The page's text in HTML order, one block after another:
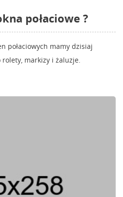
połaciowe ?
połaciowych mamy dzisiaj
rolety, markizy i żaluzje.